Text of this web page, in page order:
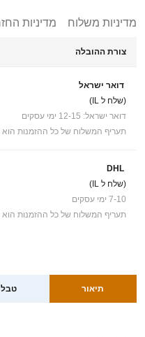
מדיניות משלוח מדיניות
צורת ההובלה
דואר ישראל
(שלח ל IL)
דואר ישראל: 12-15 ימי עסקים
תעריף המשלוח של כל ההזמנות הוא
DHL
(שלח ל IL)
7-10 ימי עסקים
תעריף המשלוח של כל ההזמנות הוא ₪41.97
תיאור